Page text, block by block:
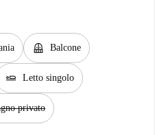
balcony Balcone
airline_seat_flat Letto singolo
privato